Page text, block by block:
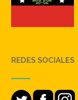
REDES SOCIALES